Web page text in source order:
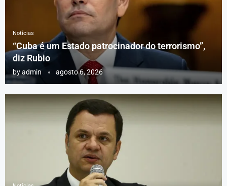
Notícias
“Cuba é um Estado patrocinador do terrorismo”,
diz Rubio
byadmin agosto 6, 2026